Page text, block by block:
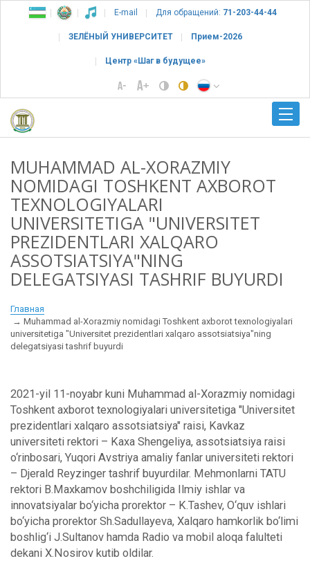
E-mail Для обращений: 71-203-44-44
ЗЕЛЁНЫЙ УНИВЕРСИТЕТ Прием-2026
Центр «Шаг в будущее»
MUHAMMAD AL-XORAZMIY
NOMIDAGI TOSHKENT AXBOROT
TEXNOLOGIYALARI
UNIVERSITETIGA "UNIVERSITET
PREZIDENTLARI XALQARO
ASSOTSIATSIYA"NING
DELEGATSIYASI TASHRIF BUYURDI
Главная
Muhammad al-Xorazmiy nomidagi Toshkent axborot texnologiyalari
universitetiga "Universitet prezidentlari xalqaro assotsiatsiya"ning
delegatsiyasi tashrif buyurdi
2021-yil 11-noyabr kuni Muhammad al-Xorazmiy nomidagi
Toshkent axborot texnologiyalari universitetiga "Universitet
prezidentlari xalqaro assotsiatsiya" raisi, Kavkaz
universiteti rektori – Kaxa Shengeliya, assotsiatsiya raisi
o‘rinbosari, Yuqori Avstriya amaliy fanlar universiteti rektori
– Djerald Reyzinger tashrif buyurdilar. Mehmonlarni TATU
rektori B.Maxkamov boshchiligida Ilmiy ishlar va
innovatsiyalar bo‘yicha prorektor – K.Tashev, O‘quv ishlari
bo‘yicha prorektor Sh.Sadullayeva, Xalqaro hamkorlik bo‘limi
boshlig‘i J.Sultanov hamda Radio va mobil aloqa falulteti
dekani X.Nosirov kutib oldilar.